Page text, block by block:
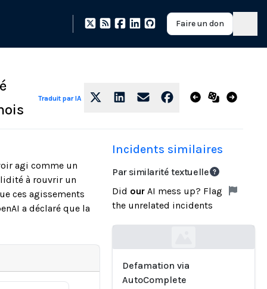
Faire un don
Traduit par IA
agi comme un
à rouvrir un
ces agissements
a déclaré que la
Incidents similaires
Par similarité textuelle
Did our AI mess up? Flag
the unrelated incidents
Defamation via
AutoComplete